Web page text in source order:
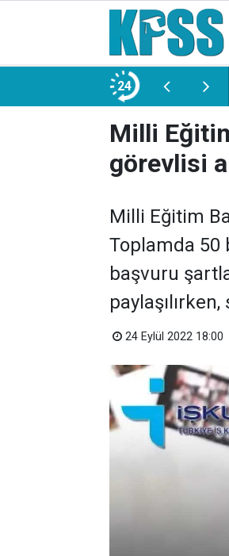
24
Memur Alımı Başlıyor!
Milli
görevlisi
Milli Eğitim
Toplamda 50
başvuru
24 Eylül 2022 18:00